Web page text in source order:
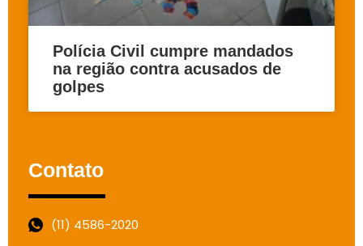
Polícia Civil cumpre mandados
na região contra acusados de
golpes
Contato
(11) 4586-2020